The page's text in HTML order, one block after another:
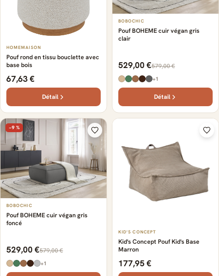
HOMEMAISON
Pouf rond en tissu bouclette avec
base bois
67,63 €
Détail
BOBOCHIC
Pouf BOHEME cuir végan gris
clair
529,00 €579,00 €
+1
Détail
−9 %
BOBOCHIC
Pouf BOHEME cuir végan gris
foncé
529,00 €579,00 €
+1
KID'S CONCEPT
Kid's Concept Pouf Kid's Base
Marron
177,95 €